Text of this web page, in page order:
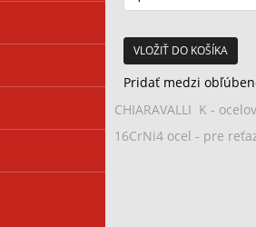
VLOŽIŤ DO KOŠÍKA
Pridať medzi
CHIARAVALLI K -
16CrNi4 ocel - pre